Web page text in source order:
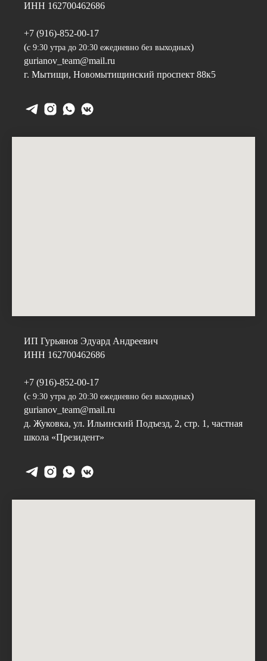
ИНН 162700462686
+7 (916)-852-00-17
(с 9:30 утра до 20:30 ежедневно без выходных)
gurianov_team@mail.ru
г. Мытищи, Новомытищинский проспект 88к5
ИП Гурьянов Эдуард Андреевич
ИНН 162700462686
+7 (916)-852-00-17
(с 9:30 утра до 20:30 ежедневно без выходных)
gurianov_team@mail.ru
д. Жуковка, ул. Ильинский Подъезд, 2, стр. 1, частная
школа «Президент»